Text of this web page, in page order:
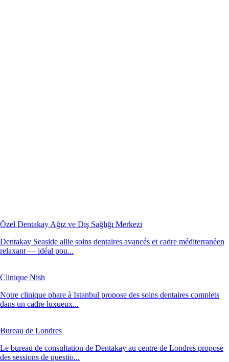
Özel Dentakay Ağız ve Diş Sağlığı Merkezi
Dentakay Seaside allie soins dentaires avancés et cadre méditerranéen
relaxant — idéal pou...
Clinique Nish
Notre clinique phare à Istanbul propose des soins dentaires complets
dans un cadre luxueux...
Bureau de Londres
Le bureau de consultation de Dentakay au centre de Londres propose
des sessions de questio...